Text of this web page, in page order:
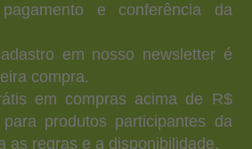
e conferência da
em nosso newsletter é
compra.
em compras acima de R$
produtos participantes da
as regras e a disponibilidade.